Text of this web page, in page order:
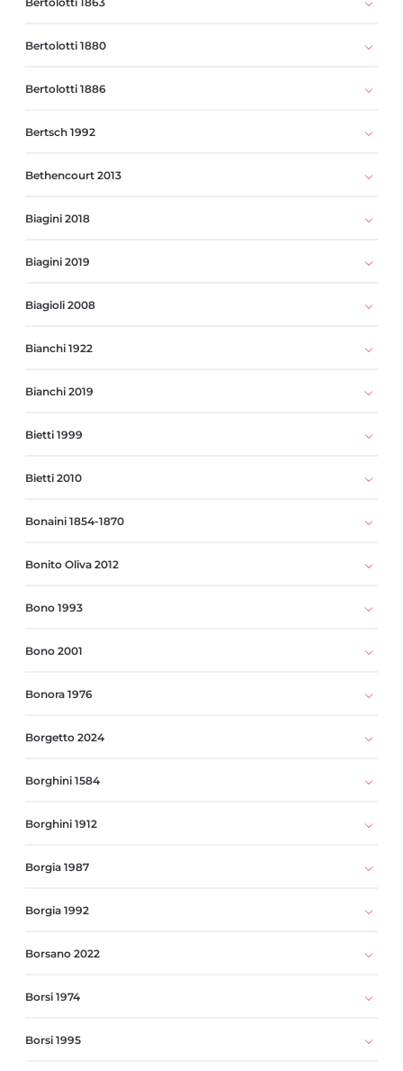
Bertolotti 1880
Bertolotti 1886
Bertsch 1992
Bethencourt 2013
Biagini 2018
Biagini 2019
Biagioli 2008
Bianchi 1922
Bianchi 2019
Bietti 1999
Bietti 2010
Bonaini 1854-1870
Bonito Oliva 2012
Bono 1993
Bono 2001
Bonora 1976
Borgetto 2024
Borghini 1584
Borghini 1912
Borgia 1987
Borgia 1992
Borsano 2022
Borsi 1974
Borsi 1995